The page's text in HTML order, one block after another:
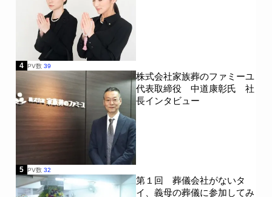
4 PV数 39
株式会社家族葬のファミーユ
代表取締役 中道康彰氏 社
長インタビュー
5 PV数 32
第１回 葬儀会社がないタ
イ、義母の葬儀に参加してみ